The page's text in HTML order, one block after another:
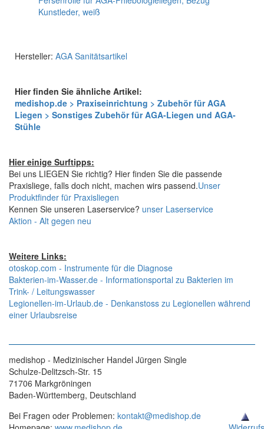
Kunstleder, weiß
Hersteller: AGA Sanitätsartikel
Hier finden Sie ähnliche Artikel:
medishop.de > Praxiseinrichtung > Zubehör für AGA
Liegen > Sonstiges Zubehör für AGA-Liegen und AGA-
Stühle
Hier einige Surftipps:
Bei uns LIEGEN Sie richtig? Hier finden Sie die passende
Praxisliege, falls doch nicht, machen wirs passend.Unser
Produktfinder für Praxisliegen
Kennen Sie unseren Laserservice? unser Laserservice
Aktion - Alt gegen neu
Weitere Links:
otoskop.com - Instrumente für die Diagnose
Bakterien-im-Wasser.de - Informationsportal zu Bakterien im
Trink- / Leitungswasser
Legionellen-im-Urlaub.de - Denkanstoss zu Legionellen während
einer Urlaubsreise
medishop - Medizinischer Handel Jürgen Single
Schulze-Delitzsch-Str. 15
71706 Markgröningen
Baden-Württemberg, Deutschland
Bei Fragen oder Problemen: kontakt@medishop.de